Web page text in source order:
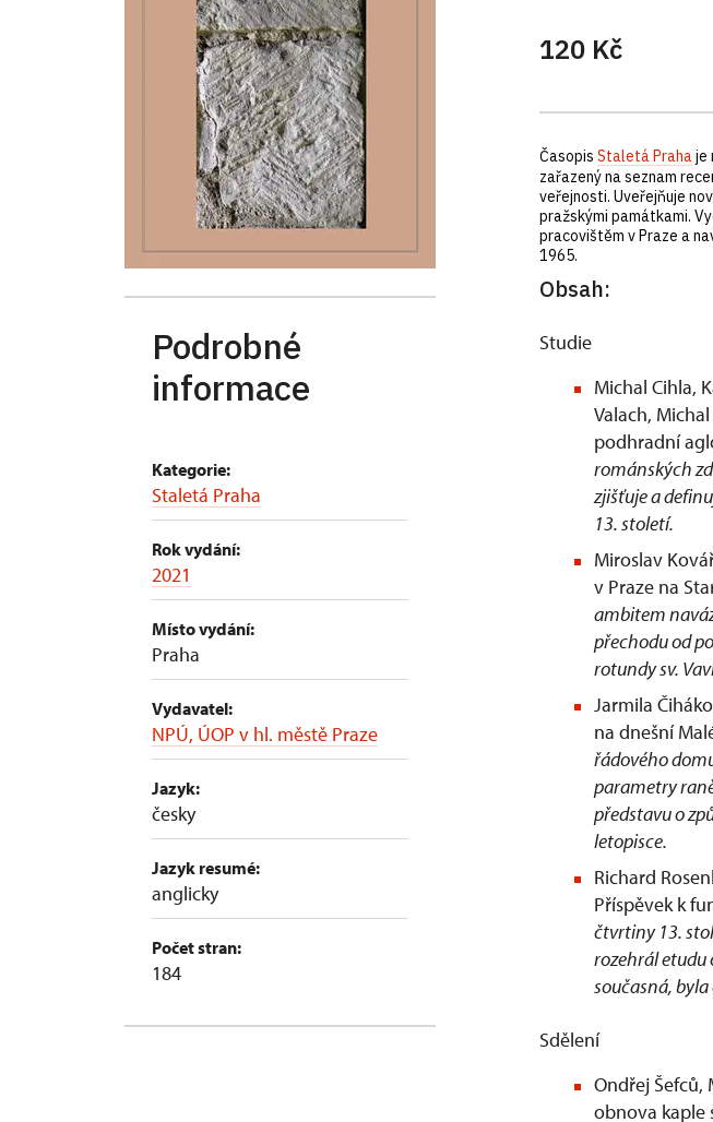
Podrobné
informace
Kategorie:
Staletá Praha
Rok vydání:
2021
Místo vydání:
Praha
Vydavatel:
NPÚ, ÚOP v hl. městě Praze
Jazyk:
česky
Jazyk resumé:
anglicky
Počet stran:
184
120 Kč
Časopis Staletá Prahaje
zařazený na seznam
veřejnosti. Uveřejňuje
pražskými památkami.
pracovištěm v Praze a
1965.
Obsah:
Studie
Michal Cihla,
Valach,
podhradní
románských
zjišťuje a
13. století.
Miroslav
v Praze na
ambitem
přechodu od
rotundy sv.
Jarmila
na dnešní
řádového
parametry
představu o
letopisce.
Richard
Příspěvek k
čtvrtiny 13.
rozehrál etudu
současná,
Sdělení
Ondřej Šefců,
obnova kaple